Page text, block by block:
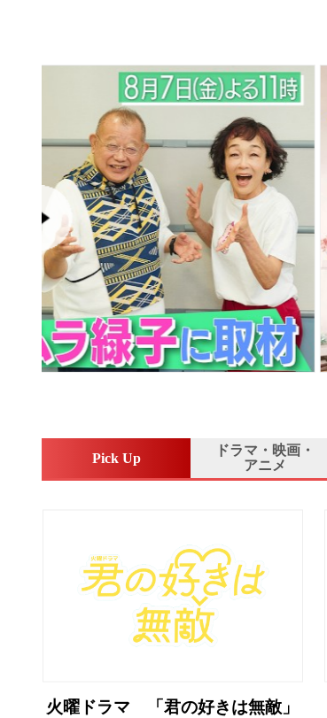
Pick Up
ドラマ・映画・
アニメ
火曜ドラマ 「君の好きは無敵」